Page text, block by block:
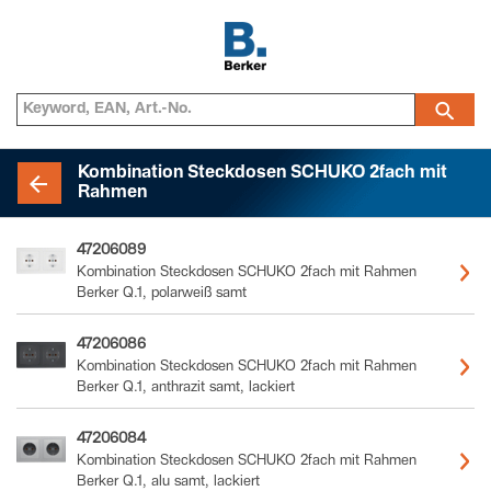
Kombination Steckdosen SCHUKO 2fach mit
Rahmen
47206089
Kombination Steckdosen SCHUKO 2fach mit Rahmen
Berker Q.1, polarweiß samt
47206086
Kombination Steckdosen SCHUKO 2fach mit Rahmen
Berker Q.1, anthrazit samt, lackiert
47206084
Kombination Steckdosen SCHUKO 2fach mit Rahmen
Berker Q.1, alu samt, lackiert